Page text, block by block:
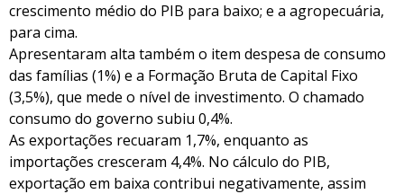
crescimento médio do PIB para baixo; e a agropecuária,
para cima.
Apresentaram alta também o item despesa de consumo
das famílias (1%) e a Formação Bruta de Capital Fixo
(3,5%), que mede o nível de investimento. O chamado
consumo do governo subiu 0,4%.
As exportações recuaram 1,7%, enquanto as
importações cresceram 4,4%. No cálculo do PIB,
exportação em baixa contribui negativamente, assim